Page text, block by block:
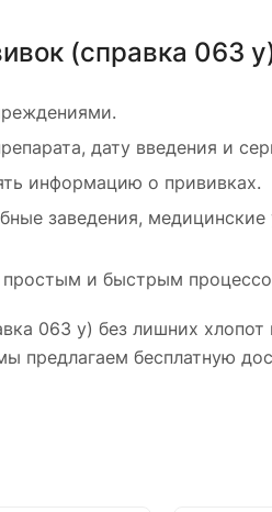
(справка 063
дату введения и
информацию о прививках.
заведения,
простым и быстрым
063 у) без лишних
предлагаем бесплатную